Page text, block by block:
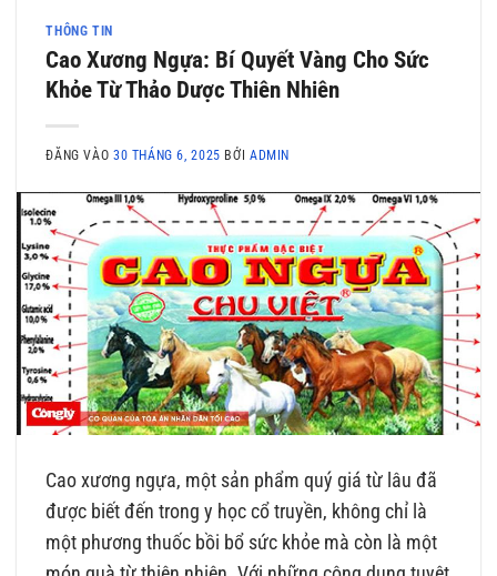
THÔNG TIN
Cao Xương Ngựa: Bí Quyết Vàng Cho Sức
Khỏe Từ Thảo Dược Thiên Nhiên
ĐĂNG VÀO 30 THÁNG 6, 2025 BỞI ADMIN
Cao xương ngựa, một sản phẩm quý giá từ lâu đã
được biết đến trong y học cổ truyền, không chỉ là
một phương thuốc bồi bổ sức khỏe mà còn là một